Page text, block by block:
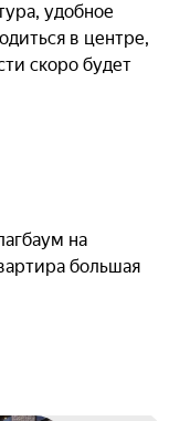
удобное
в центре,
скоро будет
на
большая